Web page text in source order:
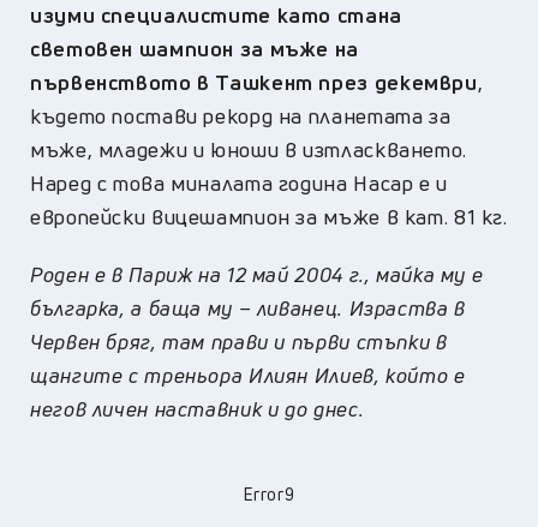
изуми специалистите като стана
световен шампион за мъже на
първенството в Ташкент през декември,
където постави рекорд на планетата за
мъже, младежи и юноши в изтласкването.
Наред с това миналата година Насар е и
европейски вицешампион за мъже в кат. 81 кг.
Роден е в Париж на 12 май 2004 г., майка му е
българка, а баща му – ливанец. Израства в
Червен бряг, там прави и първи стъпки в
щангите с треньора Илиян Илиев, който е
негов личен наставник и до днес.
Error9